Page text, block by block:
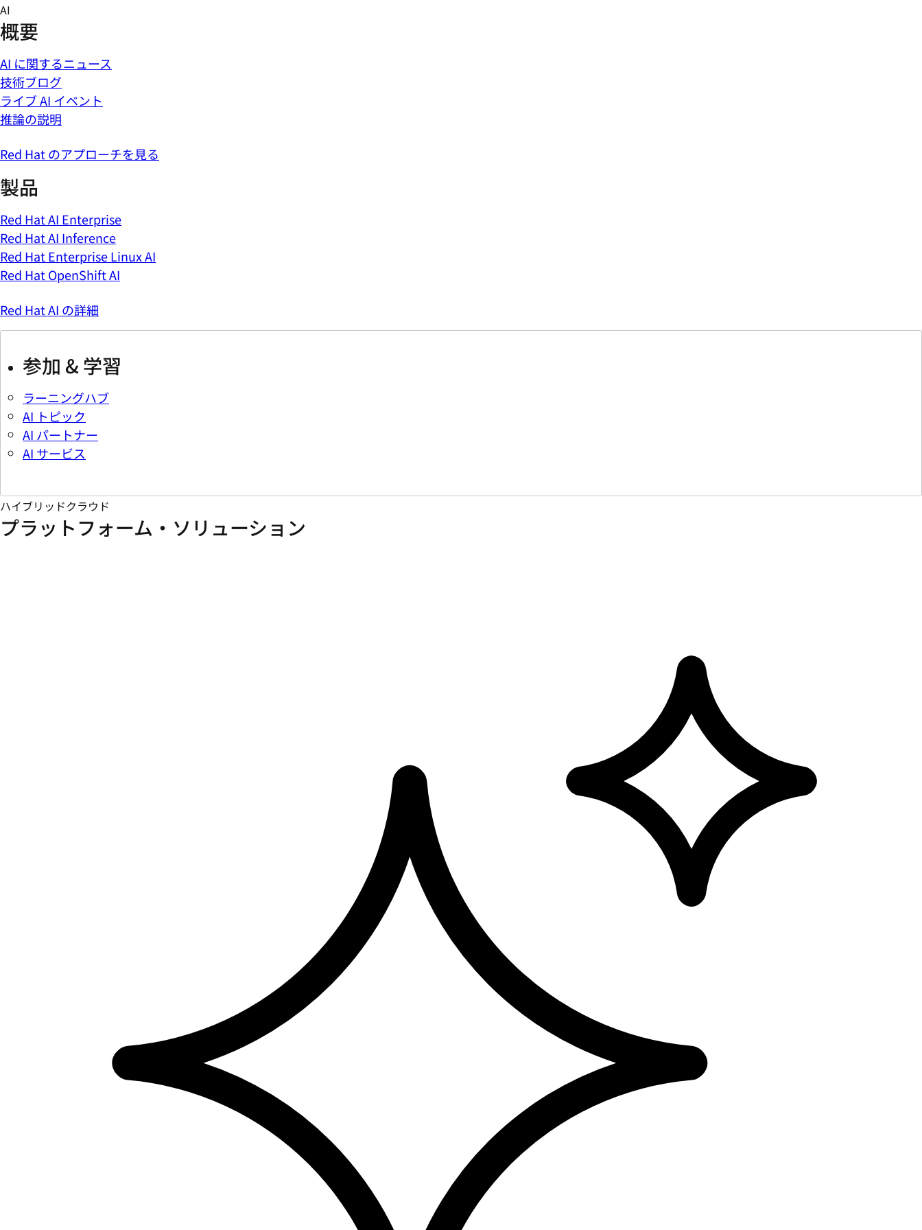
Skip
to
content
AI
概要
AI に関するニュース
技術ブログ
ライブ AI イベント
推論の説明
Red Hat のアプローチを見る
製品
Red Hat AI Enterprise
Red Hat AI Inference
Red Hat Enterprise Linux AI
Red Hat OpenShift AI
Red Hat AI の詳細
参加 & 学習
ラーニングハブ
AI トピック
AI パートナー
AI サービス
ハイブリッドクラウド
プラットフォーム・ソリューション